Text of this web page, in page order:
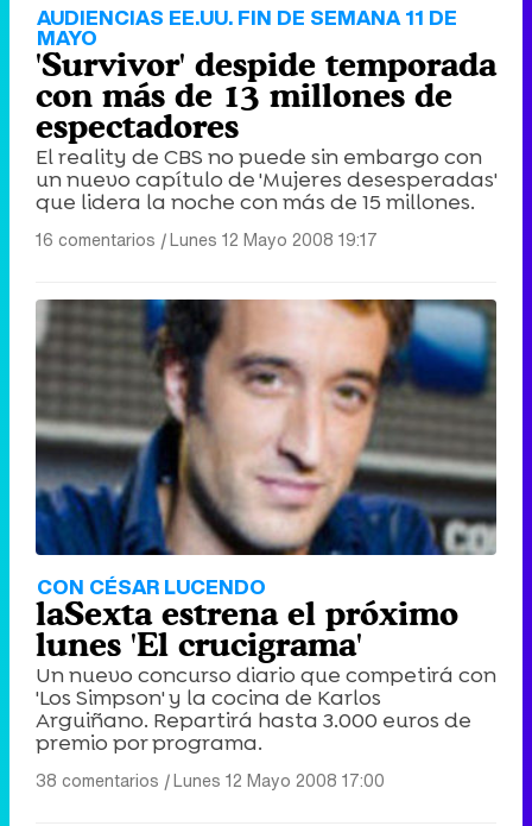
AUDIENCIAS EE.UU. FIN DE SEMANA 11 DE
MAYO
'Survivor' despide temporada
con más de 13 millones de
espectadores
El reality de CBS no puede sin embargo con
un nuevo capítulo de 'Mujeres desesperadas'
que lidera la noche con más de 15 millones.
16 comentarios |Lunes 12 Mayo 2008 19:17
CON CÉSAR LUCENDO
laSexta estrena el próximo
lunes 'El crucigrama'
Un nuevo concurso diario que competirá con
'Los Simpson' y la cocina de Karlos
Arguiñano. Repartirá hasta 3.000 euros de
premio por programa.
38 comentarios |Lunes 12 Mayo 2008 17:00